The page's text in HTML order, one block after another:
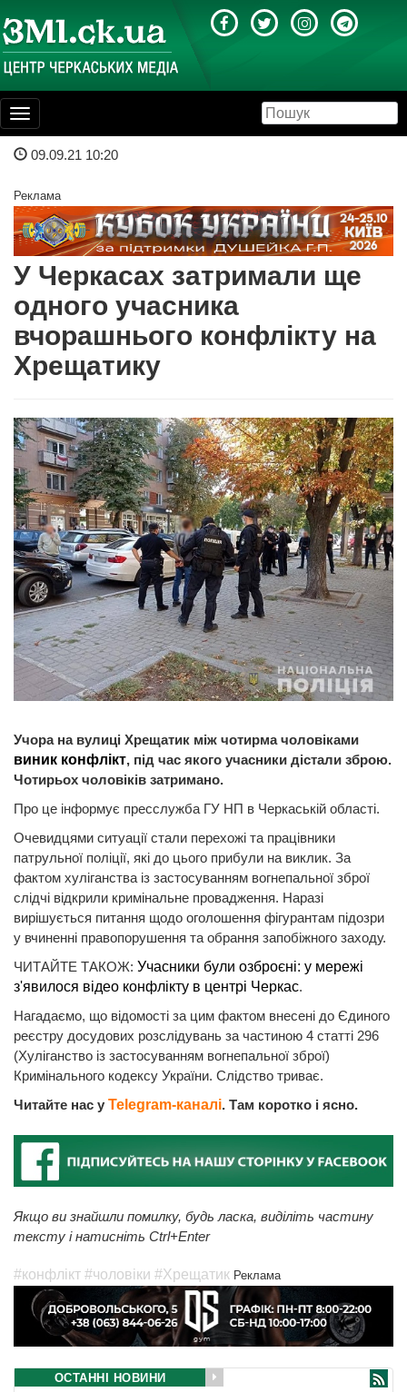
Toggle
navigation
09.09.21 10:20
Реклама
У Черкасах затримали ще
одного учасника
вчорашнього конфлікту на
Хрещатику
Учора на вулиці Хрещатик між чотирма чоловіками
виник конфлікт, під час якого учасники дістали зброю.
Чотирьох чоловіків затримано.
Про це інформує пресслужба ГУ НП в Черкаській області.
Очевидцями ситуації стали перехожі та працівники
патрульної поліції, які до цього прибули на виклик. За
фактом хуліганства із застосуванням вогнепальної зброї
слідчі відкрили кримінальне провадження. Наразі
вирішується питання щодо оголошення фігурантам підозри
у вчиненні правопорушення та обрання запобіжного заходу.
ЧИТАЙТЕ ТАКОЖ: Учасники були озброєні: у мережі
з'явилося відео конфлікту в центрі Черкас.
Нагадаємо, що відомості за цим фактом внесені до Єдиного
реєстру досудових розслідувань за частиною 4 статті 296
(Хуліганство із застосуванням вогнепальної зброї)
Кримінального кодексу України. Слідство триває.
Читайте нас у Telegram-каналі. Там коротко і ясно.
Якщо ви знайшли помилку, будь ласка, виділіть частину
тексту і натисніть Ctrl+Enter
#конфлікт #чоловіки #Хрещатик Реклама
ОСТАННІ НОВИНИ